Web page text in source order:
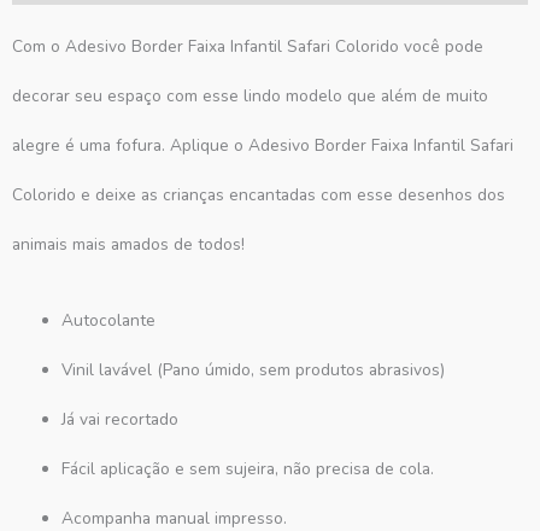
Com o Adesivo Border Faixa Infantil Safari Colorido você pode
decorar seu espaço com esse lindo modelo que além de muito
alegre é uma fofura. Aplique o Adesivo Border Faixa Infantil Safari
Colorido e deixe as crianças encantadas com esse desenhos dos
animais mais amados de todos!
Autocolante
Vinil lavável (Pano úmido, sem produtos abrasivos)
Já vai recortado
Fácil aplicação e sem sujeira, não precisa de cola.
Acompanha manual impresso.